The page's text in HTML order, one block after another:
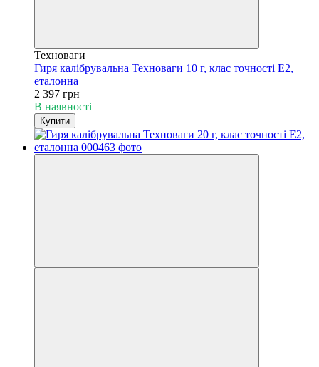
Техноваги
Гиря калібрувальна Техноваги 10 г, клас точності Е2,
еталонна
2 397 грн
В наявності
Купити